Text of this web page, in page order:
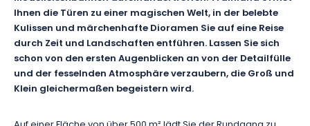
Ihnen die Türen zu einer magischen Welt, in der belebte
Kulissen und märchenhafte Dioramen Sie auf eine Reise
durch Zeit und Landschaften entführen. Lassen Sie sich
schon von den ersten Augenblicken an von der Detailfülle
und der fesselnden Atmosphäre verzaubern, die Groß und
Klein gleichermaßen begeistern wird.